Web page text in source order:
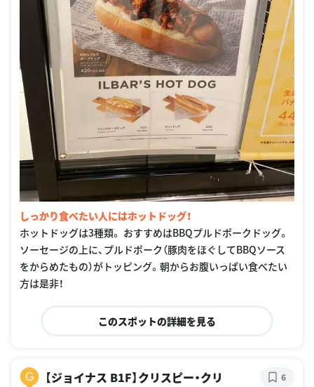
しっかり食べたい人にはホットドッグ！
ホットドッグは3種類。 おすすめはBBQプルドポークドッグ。
ソーセージの上に、プルドポーク（豚肉をほぐしてBBQソース
をからめたもの）がトッピング。朝からお腹いっぱい食べたい
方は是非！
このスポットの詳細を見る
G
【ジョイナス B1F】クリスピー・クリ
6